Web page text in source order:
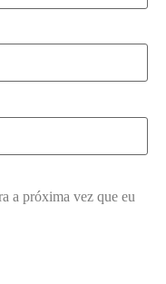
a próxima vez que eu